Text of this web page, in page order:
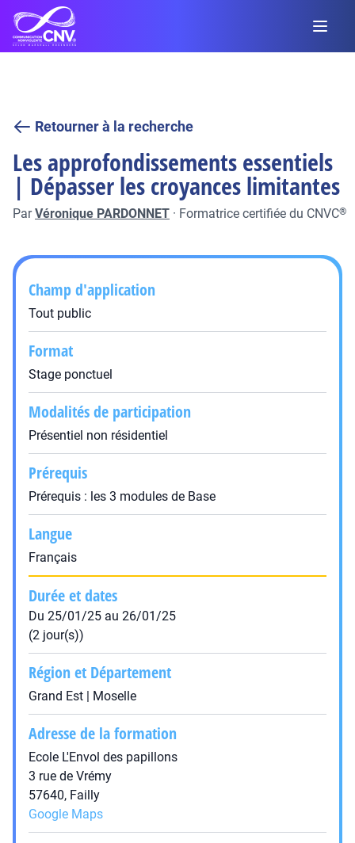
Retourner à la recherche
Les approfondissements essentiels
| Dépasser les croyances limitantes
ParVéronique PARDONNET · Formatrice certifiée du CNVC®
Champ d'application
Tout public
Format
Stage ponctuel
Modalités de participation
Présentiel non résidentiel
Prérequis
Prérequis : les 3 modules de Base
Langue
Français
Durée et dates
Du 25/01/25 au 26/01/25
(2 jour(s))
Région et Département
Grand Est | Moselle
Adresse de la formation
Ecole L'Envol des papillons
3 rue de Vrémy
57640, Failly
Google Maps